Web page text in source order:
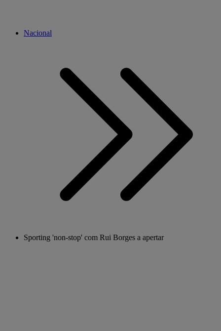
Nacional
Sporting 'non-stop' com Rui Borges a apertar